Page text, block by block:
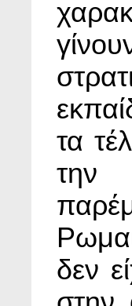
τα
την
δεν